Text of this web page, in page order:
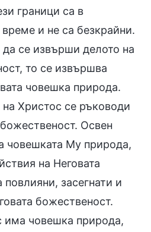
граници са в
и не са безкрайни.
се извърши делото на
то се извършва
човешка природа.
Христос се ръководи
Освен
човешката Му природа,
на Неговата
засегнати и
божественост.
има човешка природа,